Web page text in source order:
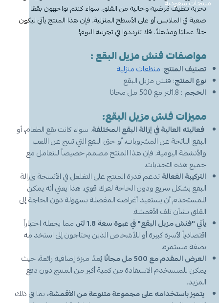
معطر جو
أخرى
قبعة الشيف
مريلة مطبخ
منشفه مايكروفايبر
قصدير ورول تغليف
سفره واكياس نفايات
ملاعق وشوك وسكاكين
الاكواب
مزاز واعود تحريك
مكنسة يد
قشاطة
ممسحه
منشفه مايكروفايبر
عربة تنظيف
عصا ممسحه
منظفات اليدين
منظفات دورة مياه
معطر ومنعم ملابس
معطر جو
مزيل دهون
منظف زجاج ومتعدد الاستخدام
مزاز واعواد تحريك
عرض الكل
قفازات
كمامات
غطاء راس
قبعة الشيف
مريله مطبخ
ادوات عناية
عرض الكل
لوشن وكريم
شامبو
معجون اسنان
منشفه استخدام مرة واحدة
شامبو اطفال
كولونيا
بودرة اطفال
عرض الكل
شمعة تسخين الطعام
الحطب
منتجات سعودية
تجربة تنظيف مُرضية وخالية من القلق. سواء كنتم تواجهون بقعًا
صعبة في الملابس أو على الأسطح المنزلية، فإن هذا المنتج يأتي ليكون
حلاً عمليًا ومذهلاً. فلا تترددوا في تجربته اليوم!
مواصفاتفنش مزيل البقع :
تصنيف المنتج: منظفات منزلية
نوع المنتج: فنش مزيل البقع
الحجم : 1.8لتر مع 500 مل مجانا
مميزاتفنش مزيل البقع:
فعاليته العالية في إزالة البقع المختلفة. سواء كانت بقع الطعام، أو
البقع الناتجة عن المشروبات، أو حتى البقع التي تنتج عن اللعب
والأنشطة اليومية، فإن هذا المنتج مصمم خصيصاً للتعامل مع
جميع هذه التحديات.
التركيبة الفعالةتدعم قدرة المنتج على التغلغل في الأنسجة وإزالة
البقع بشكل سريع ودون الحاجة لفرك قوي. هذا يعني أنه يمكن
للمستخدم أن يستعيد أغراضه المفضلة بسهولة دون الحاجة إلى
القلق بشأن تلف الأقمشة.
يأتي "فنش مزيل البقع" في عبوة سعة 1.8 لتر،
مما يجعله اختياراً
اقتصادياً لأسرة كبيرة أو للأشخاص الذين يحتاجون إلى استخدامه
بصفة مستمرة.
العرض المقدم مع 500 مل مجانًا
يُعدّ ميزة إضافية رائعة، حيث
يمكن للمستخدم الاستفادة من كمية أكبر من المنتج دون دفع
المزيد.
يتميز باستخدامه على مجموعة متنوعة من الأقمشة،بما في ذلك